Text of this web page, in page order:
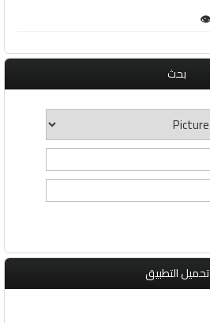
بحث
تحميل التطبيق